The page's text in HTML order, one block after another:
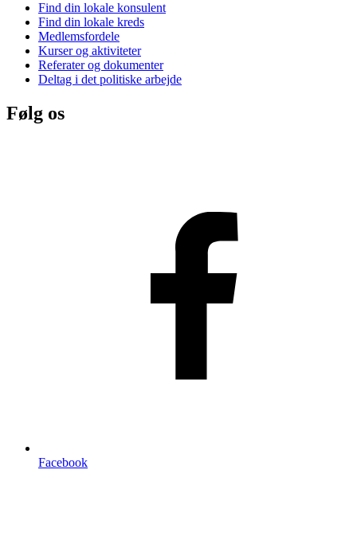
Find din lokale konsulent
Find din lokale kreds
Medlemsfordele
Kurser og aktiviteter
Referater og dokumenter
Deltag i det politiske arbejde
Følg os
Facebook